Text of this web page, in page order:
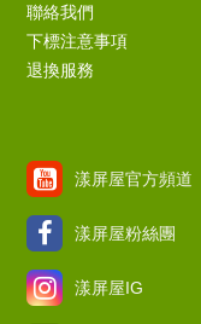
聯絡我們
下標注意事項
退換服務
漾屏屋官方頻道
漾屏屋粉絲團
漾屏屋IG